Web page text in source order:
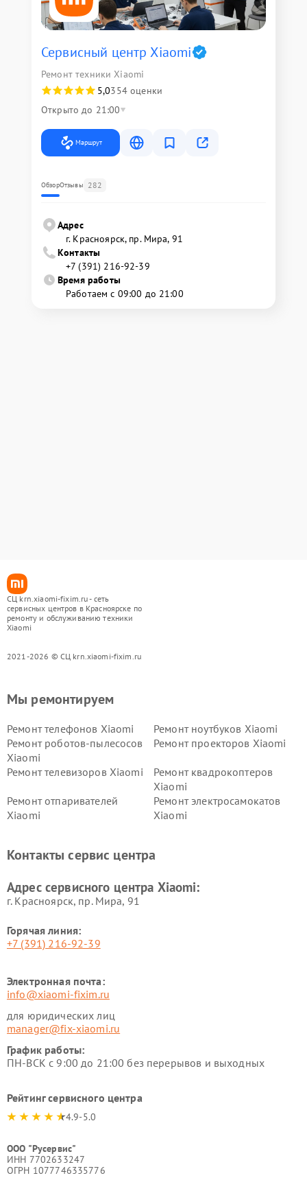
Сервисный центр Xiaomi
Ремонт техники Xiaomi
5,0354 оценки
Открыто до 21:00
Маршрут
ОбзорОтзывы 282
Адрес
г. Красноярск, ​пр. Мира, 91
Контакты
+7 (391) 216-92-39
Время работы
Работаем с 09:00 до 21:00
СЦ krn.xiaomi-fixim.ru - сеть
сервисных центров в Красноярске по
ремонту и обслуживанию техники
Xiaomi
2021-2026 © СЦ krn.xiaomi-fixim.ru
Мы ремонтируем
Ремонт телефонов Xiaomi
Ремонт ноутбуков Xiaomi
Ремонт роботов-пылесосов
Xiaomi
Ремонт проекторов Xiaomi
Ремонт телевизоров Xiaomi
Ремонт квадрокоптеров
Xiaomi
Ремонт отпаривателей
Xiaomi
Ремонт электросамокатов
Xiaomi
Ремонт стиральных машин
Ремонт смарт-часов Xiaomi
Контакты сервис центра
Адрес сервисного центра Xiaomi:
г. Красноярск, ​пр. Мира, 91
Горячая линия:
+7 (391) 216-92-39
Электронная почта:
info@xiaomi-fixim.ru
для юридических лиц
manager@fix-xiaomi.ru
График работы:
ПН-ВСК с 9:00 до 21:00 без перерывов и выходных
Рейтинг сервисного центра
4.9-5.0
ООО "Русервис"
ИНН 7702633247
ОГРН 1077746335776